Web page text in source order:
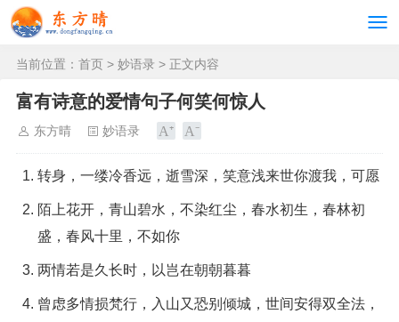
当前位置： 首页 > 妙语录 > 正文内容
富有诗意的爱情句子何笑何惊人
东方晴 妙语录
转身，一缕冷香远，逝雪深，笑意浅来世你渡我，可愿
陌上花开，青山碧水，不染红尘，春水初生，春林初
盛，春风十里，不如你
两情若是久长时，以岂在朝朝暮暮
曾虑多情损梵行，入山又恐别倾城，世间安得双全法，